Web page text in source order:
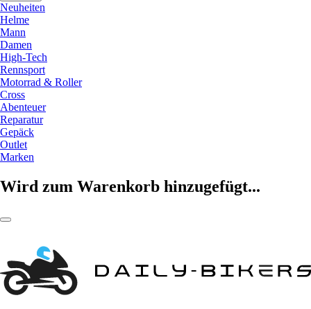
Neuheiten
Helme
Mann
Damen
High-Tech
Rennsport
Motorrad & Roller
Cross
Abenteuer
Reparatur
Gepäck
Outlet
Marken
Wird zum Warenkorb hinzugefügt...